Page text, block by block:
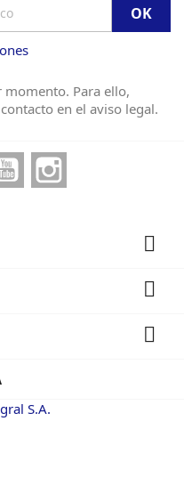
momento. Para ello,
en el aviso legal.
YouTube



S.A.